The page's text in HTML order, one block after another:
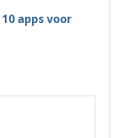
10 apps voor